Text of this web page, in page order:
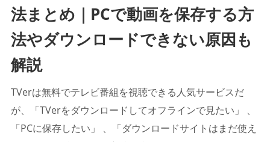
法まとめ｜PCで動画を保存する方
法やダウンロードできない原因も
解説
TVerは無料でテレビ番組を視聴できる人気サービスだ
が、「TVerをダウンロードしてオフラインで見たい」 、
「PCに保存したい」 、「ダウンロードサイトはまだ使え